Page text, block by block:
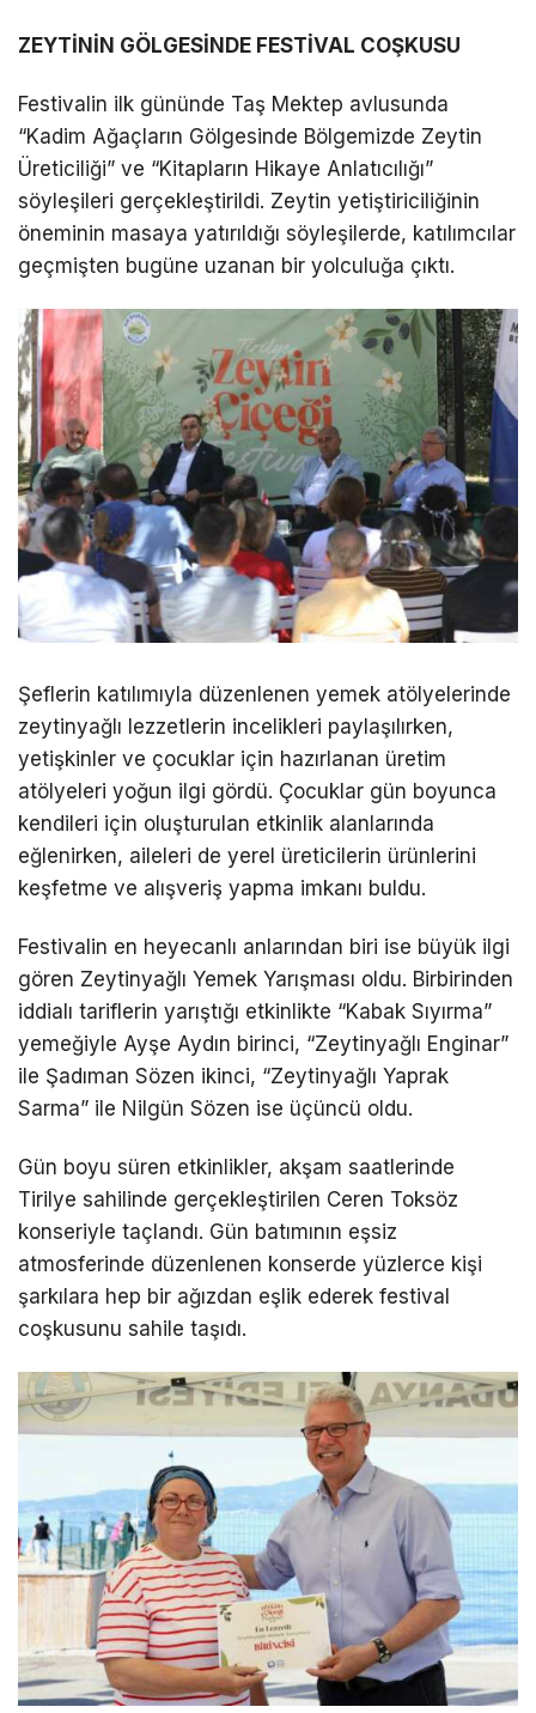
ZEYTİNİN GÖLGESİNDE FESTİVAL COŞKUSU
Festivalin ilk gününde Taş Mektep avlusunda
“Kadim Ağaçların Gölgesinde Bölgemizde Zeytin
Üreticiliği” ve “Kitapların Hikaye Anlatıcılığı”
söyleşileri gerçekleştirildi. Zeytin yetiştiriciliğinin
öneminin masaya yatırıldığı söyleşilerde, katılımcılar
geçmişten bugüne uzanan bir yolculuğa çıktı.
Şeflerin katılımıyla düzenlenen yemek atölyelerinde
zeytinyağlı lezzetlerin incelikleri paylaşılırken,
yetişkinler ve çocuklar için hazırlanan üretim
atölyeleri yoğun ilgi gördü. Çocuklar gün boyunca
kendileri için oluşturulan etkinlik alanlarında
eğlenirken, aileleri de yerel üreticilerin ürünlerini
keşfetme ve alışveriş yapma imkanı buldu.
Festivalin en heyecanlı anlarından biri ise büyük ilgi
gören Zeytinyağlı Yemek Yarışması oldu. Birbirinden
iddialı tariflerin yarıştığı etkinlikte “Kabak Sıyırma”
yemeğiyle Ayşe Aydın birinci, “Zeytinyağlı Enginar”
ile Şadıman Sözen ikinci, “Zeytinyağlı Yaprak
Sarma” ile Nilgün Sözen ise üçüncü oldu.
Gün boyu süren etkinlikler, akşam saatlerinde
Tirilye sahilinde gerçekleştirilen Ceren Toksöz
konseriyle taçlandı. Gün batımının eşsiz
atmosferinde düzenlenen konserde yüzlerce kişi
şarkılara hep bir ağızdan eşlik ederek festival
coşkusunu sahile taşıdı.